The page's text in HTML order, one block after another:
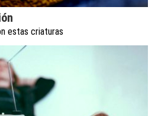
estas criaturas